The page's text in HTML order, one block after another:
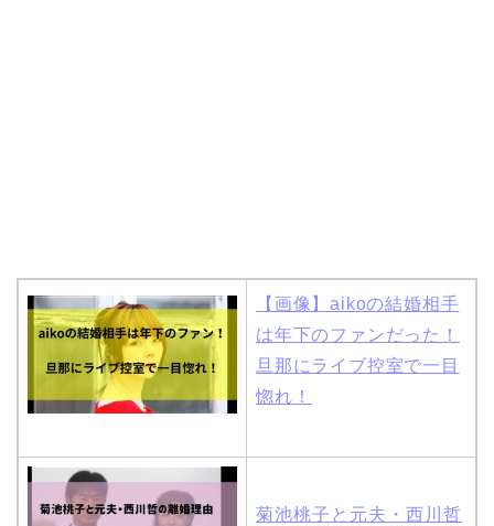
【画像】aikoの結婚相手
は年下のファンだった！
旦那にライブ控室で一目
惚れ！
菊池桃子と元夫・西川哲